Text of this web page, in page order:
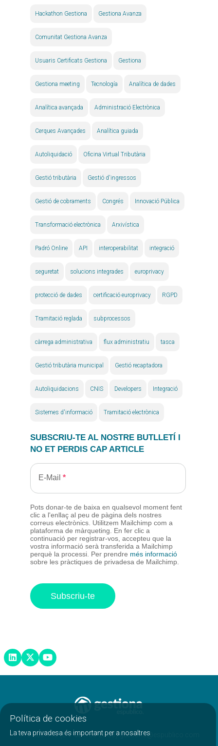
Hackathon Gestiona Gestiona Avanza
Comunitat Gestiona Avanza
Usuaris Certificats Gestiona Gestiona
Gestiona meeting Tecnología Analítica de dades
Analítica avançada Administració Electrònica
Cerques Avançades Analítica guiada
Autoliquidació Oficina Virtual Tributària
Gestió tributària Gestió d'ingressos
Gestió de cobraments Congrés Innovació Pública
Transformació electrònica Arxivística
Padró Online API interoperabilitat integració
seguretat solucions integrades europrivacy
protecció de dades certificació europrivacy RGPD
Tramitació reglada subprocessos
càrrega administrativa flux administratiu tasca
Gestió tributària municipal Gestió recaptadora
Autoliquidacions CNIS Developers Integració
Sistemes d'informació Tramitació electrònica
SUBSCRIU-TE AL NOSTRE BUTLLETÍ I
NO ET PERDIS CAP ARTICLE
E-Mail
Pots donar-te de baixa en qualsevol moment fent
clic a l'enllaç al peu de pàgina dels nostres
correus electrònics. Utilitzem Mailchimp com a
plataforma de màrqueting. En fer clic a
continuació per registrar-vos, accepteu que la
vostra informació serà transferida a Mailchimp
perquè la processi. Per prendre més informació
sobre les pràctiques de privadesa de Mailchimp.
976 300 110 (L-V de 7:30-20:00) gestiona@espublico.com
Política de cookies
La teva privadesa és important per a nosaltres